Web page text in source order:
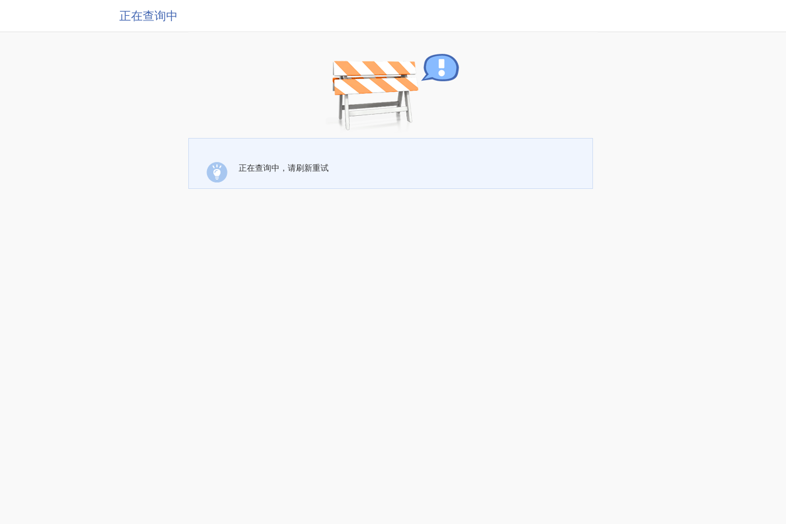
正在查询中
正在查询中，请刷新重试